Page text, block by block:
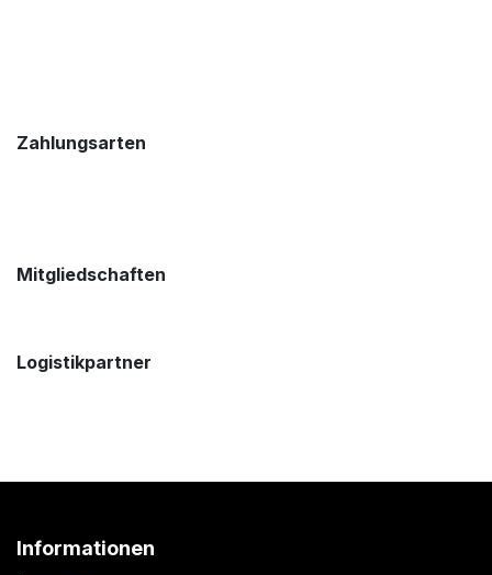
Zahlungsarten
Mitgliedschaften
Logistikpartner
Informationen